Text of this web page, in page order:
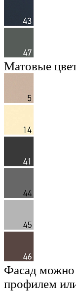
Матовые
Фасад можно
профилем